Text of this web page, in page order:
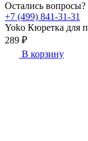
Остались вопросы?
+7 (499) 841-31-31
Yoko Кюретка для
289 ₽
В корзину